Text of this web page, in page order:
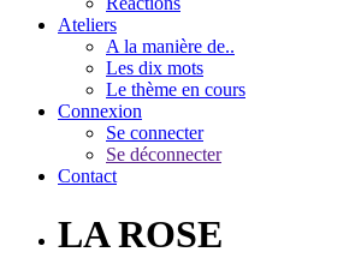
Ateliers
A la manière de..
Les dix mots
Le thème en cours
Connexion
Se connecter
Se déconnecter
Contact
LA ROSE